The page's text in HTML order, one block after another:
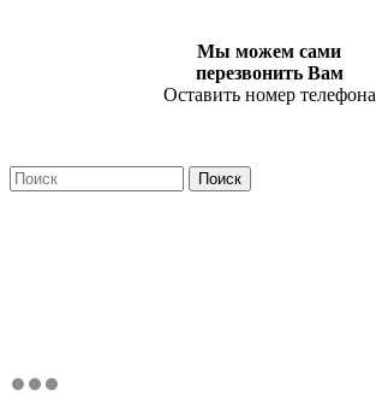
Мы можем сами
перезвонить Вам
Оставить номер телефона
Поиск